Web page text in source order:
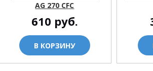
AG 270 CFС
610 руб.
В КОРЗИНУ